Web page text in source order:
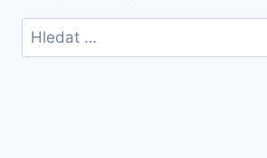
Vyhledávání